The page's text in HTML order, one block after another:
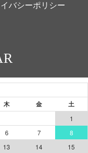
バシーポリシー